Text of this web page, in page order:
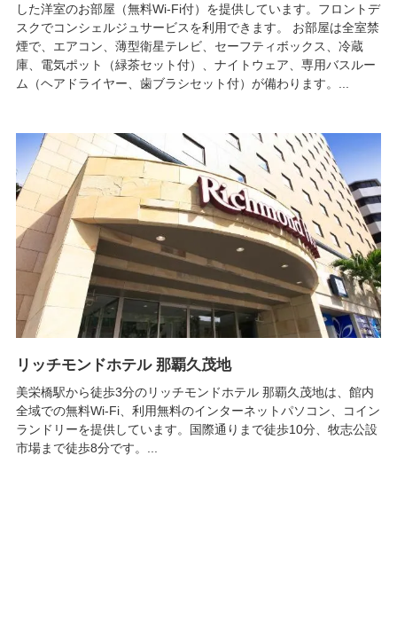
した洋室のお部屋（無料Wi-Fi付）を提供しています。フロントデ
スクでコンシェルジュサービスを利用できます。 お部屋は全室禁
煙で、エアコン、薄型衛星テレビ、セーフティボックス、冷蔵
庫、電気ポット（緑茶セット付）、ナイトウェア、専用バスルー
ム（ヘアドライヤー、歯ブラシセット付）が備わります。...
リッチモンドホテル 那覇久茂地
美栄橋駅から徒歩3分のリッチモンドホテル 那覇久茂地は、館内
全域での無料Wi-Fi、利用無料のインターネットパソコン、コイン
ランドリーを提供しています。国際通りまで徒歩10分、牧志公設
市場まで徒歩8分です。...